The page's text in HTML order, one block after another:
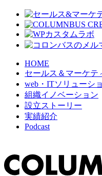
HOME
セールス＆マーケテ
web・ITソリューシ
組織イノベーション
設立ストーリー
実績紹介
Podcast